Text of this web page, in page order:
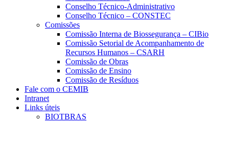
Conselho Técnico-Administrativo
Conselho Técnico – CONSTEC
Comissões
Comissão Interna de Biossegurança – CIBio
Comissão Setorial de Acompanhamento de
Recursos Humanos – CSARH
Comissão de Obras
Comissão de Ensino
Comissão de Resíduos
Fale com o CEMIB
Intranet
Links úteis
BIOTBRAS